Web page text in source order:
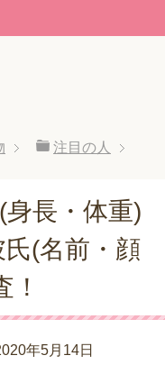
注目の人
長・体重)
(名前・顔
年5月14日